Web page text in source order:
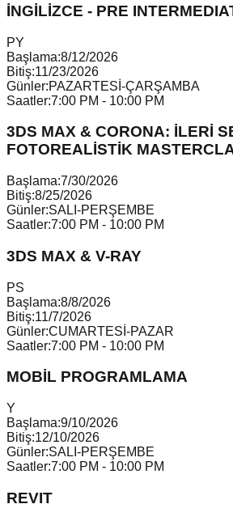
İNGİLİZCE - PRE
PY
Başlama:8/12/2026
Bitiş:11/23/2026
Günler:PAZARTESİ-ÇARŞAMBA
Saatler:7:00 PM - 10:00 PM
3DS MAX & CORONA: İLERİ
FOTOREALİSTİK
Başlama:7/30/2026
Bitiş:8/25/2026
Günler:SALI-PERŞEMBE
Saatler:7:00 PM - 10:00 PM
3DS MAX & V-RAY
PS
Başlama:8/8/2026
Bitiş:11/7/2026
Günler:CUMARTESİ-PAZAR
Saatler:7:00 PM - 10:00 PM
MOBİL PROGRAMLAMA
Y
Başlama:9/10/2026
Bitiş:12/10/2026
Günler:SALI-PERŞEMBE
Saatler:7:00 PM - 10:00 PM
REVIT